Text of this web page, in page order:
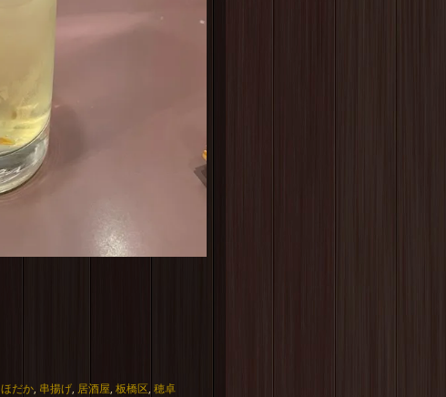
ほだか 串揚げ 居酒屋 ,板橋区 ,穂卓